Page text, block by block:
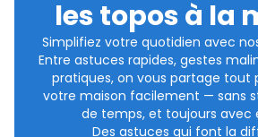
les topos à la
Simplifiez votre quotidien avec
Entre astuces rapides, gestes
pratiques, on vous partage tout
votre maison facilement — sans
de temps, et toujours avec
Des astuces qui font la